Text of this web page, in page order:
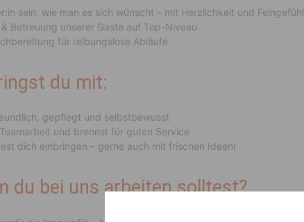
sein, wie man es sich wünscht – mit Herzlichkeit und Feingefühl
Betreuung unserer Gäste auf Top-Niveau
für reibungslose Abläufe
du mit:
gepflegt und selbstbewusst
und brennst für guten Service
dich einbringen – gerne auch mit frischen Ideen!
du bei uns arbeiten solltest?